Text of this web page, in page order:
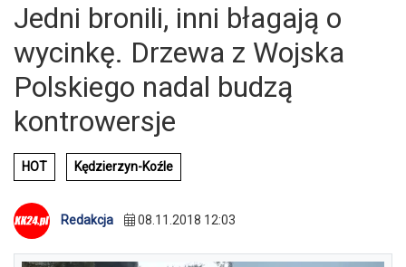
Jedni bronili, inni błagają o
wycinkę. Drzewa z Wojska
Polskiego nadal budzą
kontrowersje
HOT Kędzierzyn-Koźle
Redakcja 08.11.2018 12:03